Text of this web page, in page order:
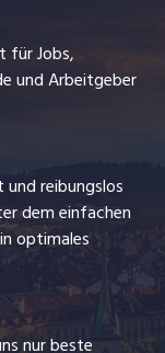
für Jobs,
und Arbeitgeber
und reibungslos
dem einfachen
optimales
nur beste